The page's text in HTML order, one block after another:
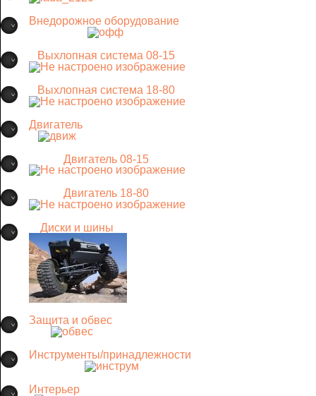
Внедорожное оборудование
Выхлопная система 08-15
Выхлопная система 18-80
Двигатель
Двигатель 08-15
Двигатель 18-80
Диски и шины
Защита и обвес
Инструменты/принадлежности
Интерьер